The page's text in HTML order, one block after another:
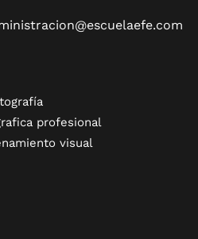
profesional
visual